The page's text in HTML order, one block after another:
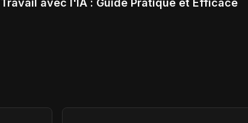
avec l'IA : Guide Pratique et Efficace